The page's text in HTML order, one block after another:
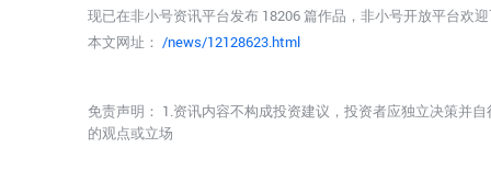
现已在非小号资讯平台发布 18206 篇作品，非小号开放平台欢
本文网址： /news/12128623.html
免责声明： 1.资讯内容不构成投资建议，投资者应独立决策并
的观点或立场